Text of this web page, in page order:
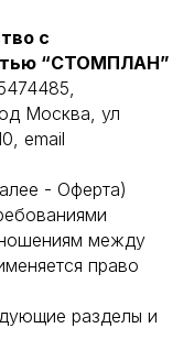
с
“СТОМПЛАН”
Москва, ул
email
- Оферта)
между
право
разделы и